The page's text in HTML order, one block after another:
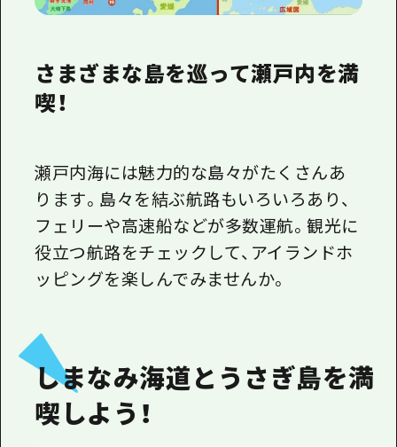
さまざまな島を巡って瀬戸内を満
喫！
瀬戸内海には魅力的な島々がたくさんあ
ります。島々を結ぶ航路もいろいろあり、
フェリーや高速船などが多数運航。観光に
役立つ航路をチェックして、アイランドホ
ッピングを楽しんでみませんか。
しまなみ海道とうさぎ島を満
喫しよう！